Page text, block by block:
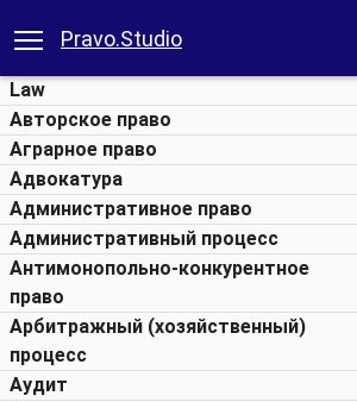
Pravo.Studio
Law
Авторское право
Аграрное право
Адвокатура
Административное право
Административный процесс
Антимонопольно-конкурентное
право
Арбитражный (хозяйственный)
процесс
Аудит